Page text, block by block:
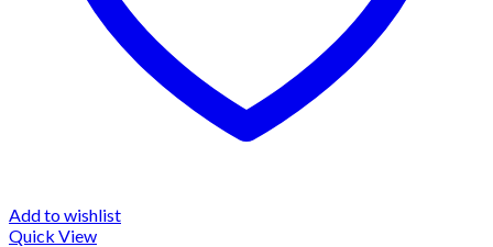
Add to wishlist
Quick View